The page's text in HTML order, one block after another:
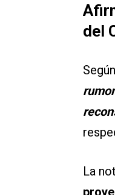
del
La